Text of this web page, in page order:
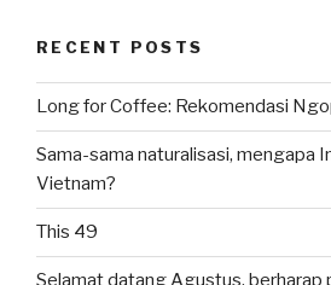
RECENT POSTS
Long for Coffee: Rekomendasi
Sama-sama naturalisasi, mengapa
Vietnam?
This 49
Selamat datang Agustus, berharap